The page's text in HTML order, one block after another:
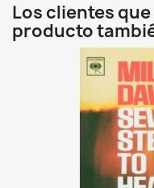
Los clientes
producto